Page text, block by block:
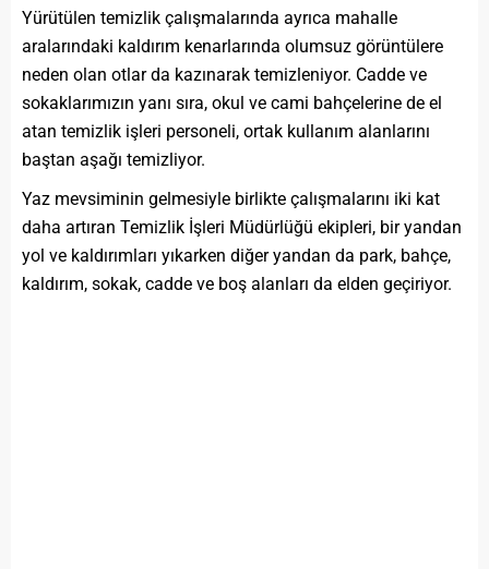
Yürütülen temizlik çalışmalarında ayrıca mahalle
aralarındaki kaldırım kenarlarında olumsuz görüntülere
neden olan otlar da kazınarak temizleniyor. Cadde ve
sokaklarımızın yanı sıra, okul ve cami bahçelerine de el
atan temizlik işleri personeli, ortak kullanım alanlarını
baştan aşağı temizliyor.
Yaz mevsiminin gelmesiyle birlikte çalışmalarını iki kat
daha artıran Temizlik İşleri Müdürlüğü ekipleri, bir yandan
yol ve kaldırımları yıkarken diğer yandan da park, bahçe,
kaldırım, sokak, cadde ve boş alanları da elden geçiriyor.